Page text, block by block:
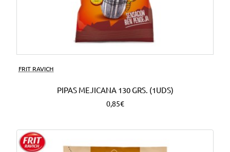
FRIT RAVICH
PIPAS MEJICANA 130 GRS. (1UDS)
0,85€